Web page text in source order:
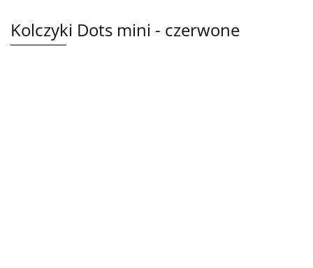
Kolczyki Dots mini - czerwone